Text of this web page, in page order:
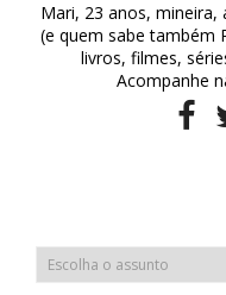
Mari, 23 anos,
(e quem sabe também
livros, filmes,
Acompanhe